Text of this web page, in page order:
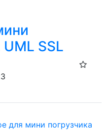
UML SSL
для мини погрузчика